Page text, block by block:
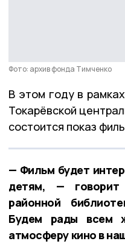
Фото: архив фонда Тимченко
В этом году в
Токарёвской
состоится показ
— Фильм будет
детям, — говорит
районной
Будем рады всем
атмосферу кино в